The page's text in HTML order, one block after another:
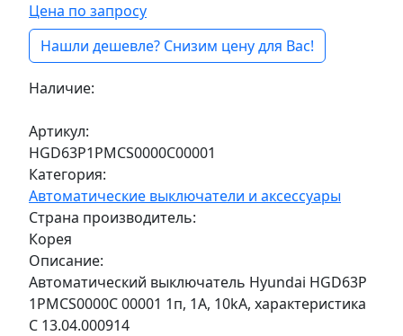
Цена по запросу
Нашли дешевле? Снизим цену для Вас!
Наличие:
Артикул:
HGD63P1PMCS0000C00001
Категория:
Автоматические выключатели и аксессуары
Страна производитель:
Корея
Описание:
Автоматический выключатель Hyundai HGD63P
1PMCS0000C 00001 1п, 1А, 10kA, характеристика
C 13.04.000914